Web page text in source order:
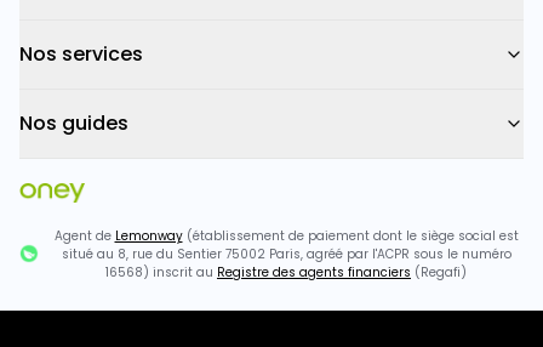
Nos services
Nos guides
Agent de Lemonway(établissement de paiement dont le siège social est
situé au 8, rue du Sentier 75002 Paris, agréé par l'ACPR sous le numéro
16568) inscrit au Registre des agents financiers (Regafi)